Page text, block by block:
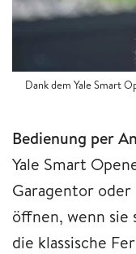
Dank dem Yale Smart
Bedienung per
Yale Smart
Garagentor
öffnen, wenn sie
die klassische